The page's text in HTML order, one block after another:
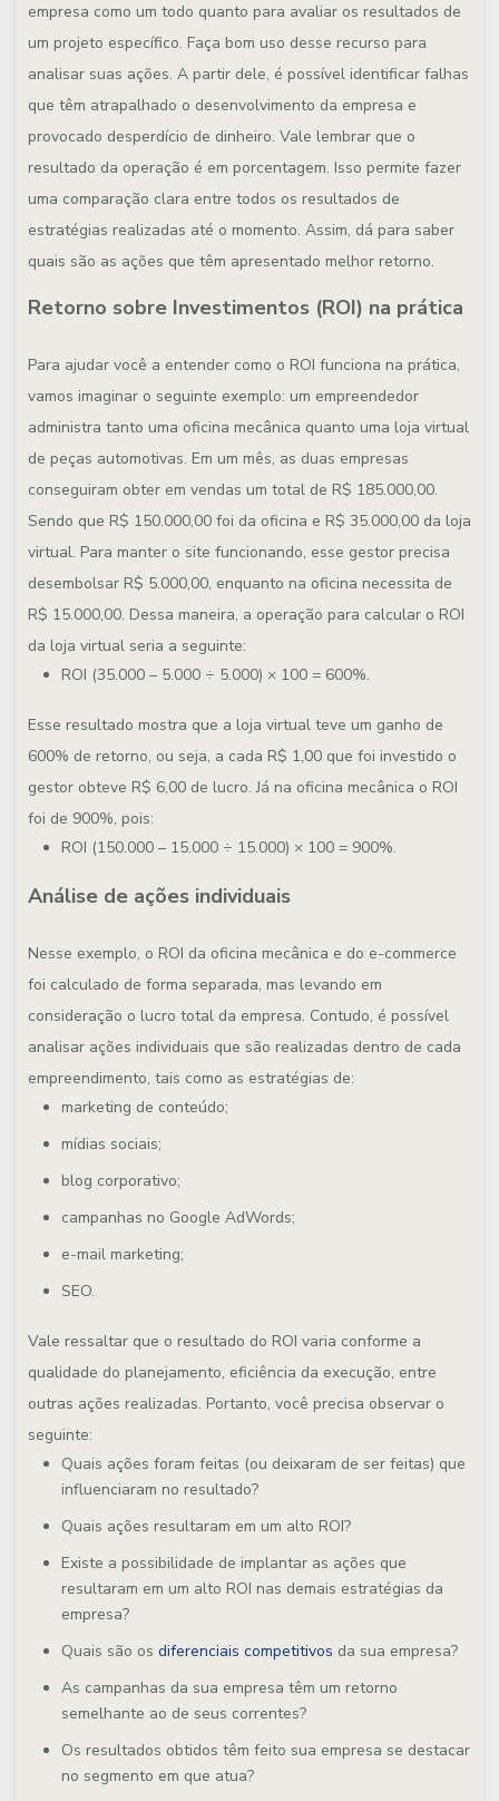
empresa como um todo quanto para avaliar os resultados de
um projeto específico. Faça bom uso desse recurso para
analisar suas ações. A partir dele, é possível identificar falhas
que têm atrapalhado o desenvolvimento da empresa e
provocado desperdício de dinheiro. Vale lembrar que o
resultado da operação é em porcentagem. Isso permite fazer
uma comparação clara entre todos os resultados de
estratégias realizadas até o momento. Assim, dá para saber
quais são as ações que têm apresentado melhor retorno.
Retorno sobre Investimentos (ROI) na prática
Para ajudar você a entender como o ROI funciona na prática,
vamos imaginar o seguinte exemplo: um empreendedor
administra tanto uma oficina mecânica quanto uma loja virtual
de peças automotivas. Em um mês, as duas empresas
conseguiram obter em vendas um total de R$ 185.000,00.
Sendo que R$ 150.000,00 foi da oficina e R$ 35.000,00 da loja
virtual. Para manter o site funcionando, esse gestor precisa
desembolsar R$ 5.000,00, enquanto na oficina necessita de
R$ 15.000,00. Dessa maneira, a operação para calcular o ROI
da loja virtual seria a seguinte:
ROI (35.000 – 5.000 ÷ 5.000) × 100 = 600%.
Esse resultado mostra que a loja virtual teve um ganho de
600% de retorno, ou seja, a cada R$ 1,00 que foi investido o
gestor obteve R$ 6,00 de lucro. Já na oficina mecânica o ROI
foi de 900%, pois:
ROI (150.000 – 15.000 ÷ 15.000) × 100 = 900%.
Análise de ações individuais
Nesse exemplo, o ROI da oficina mecânica e do e-commerce
foi calculado de forma separada, mas levando em
consideração o lucro total da empresa. Contudo, é possível
analisar ações individuais que são realizadas dentro de cada
empreendimento, tais como as estratégias de:
marketing de conteúdo;
mídias sociais;
blog corporativo;
campanhas no Google AdWords;
e-mail marketing;
SEO.
Vale ressaltar que o resultado do ROI varia conforme a
qualidade do planejamento, eficiência da execução, entre
outras ações realizadas. Portanto, você precisa observar o
seguinte:
Quais ações foram feitas (ou deixaram de ser feitas) que
influenciaram no resultado?
Quais ações resultaram em um alto ROI?
Existe a possibilidade de implantar as ações que
resultaram em um alto ROI nas demais estratégias da
empresa?
Quais são os diferenciais competitivos da sua empresa?
As campanhas da sua empresa têm um retorno
semelhante ao de seus correntes?
Os resultados obtidos têm feito sua empresa se destacar
no segmento em que atua?